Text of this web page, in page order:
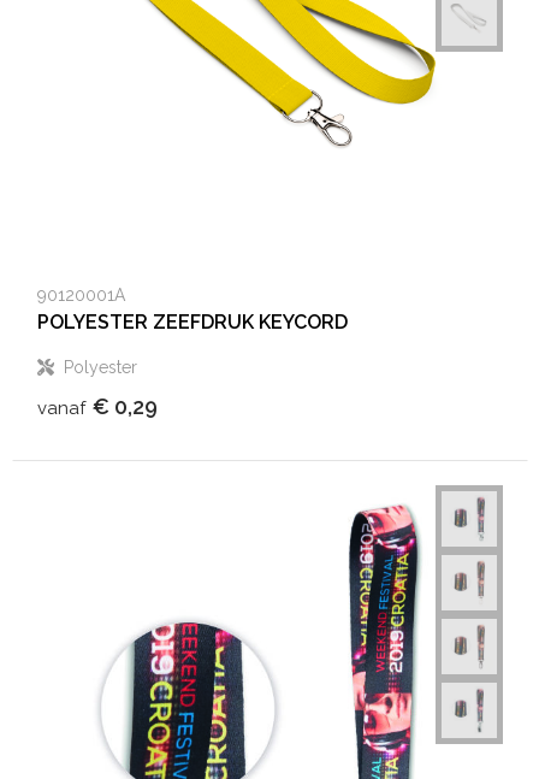
90120001A
POLYESTER ZEEFDRUK KEYCORD
Polyester
vanaf € 0,29